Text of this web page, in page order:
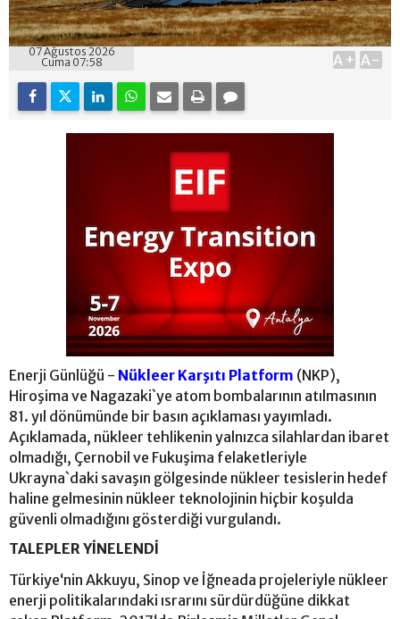
07 Ağustos 2026
Cuma 07:58
A+ A-
Enerji Günlüğü - Nükleer Karşıtı Platform (NKP),
Hiroşima ve Nagazaki`ye atom bombalarının atılmasının
81. yıl dönümünde bir basın açıklaması yayımladı.
Açıklamada, nükleer tehlikenin yalnızca silahlardan ibaret
olmadığı, Çernobil ve Fukuşima felaketleriyle
Ukrayna`daki savaşın gölgesinde nükleer tesislerin hedef
haline gelmesinin nükleer teknolojinin hiçbir koşulda
güvenli olmadığını gösterdiği vurgulandı.
TALEPLER YİNELENDİ
Türkiye‘nin Akkuyu, Sinop ve İğneada projeleriyle nükleer
enerji politikalarındaki ısrarını sürdürdüğüne dikkat